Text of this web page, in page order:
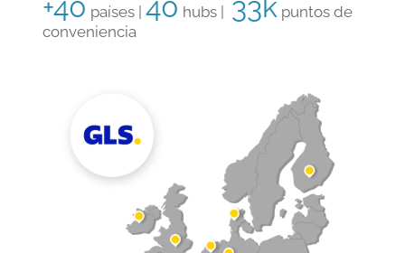
países | hubs |
puntos de
conveniencia